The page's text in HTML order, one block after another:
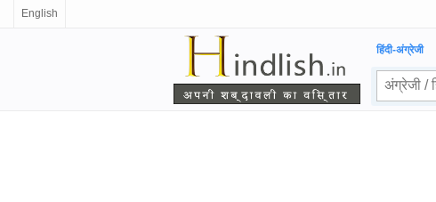
English
हिंदी-अंग्रेजी